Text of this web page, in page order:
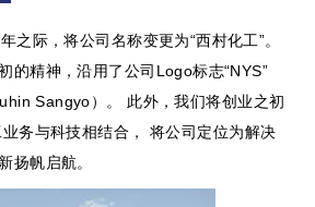
之际，将公司名称变更为“西村化工”。
的精神，沿用了公司Logo标志“NYS”
Sangyo）。
此外，我们将创业之初
务与科技相结合，
将公司定位为解决
扬帆启航。